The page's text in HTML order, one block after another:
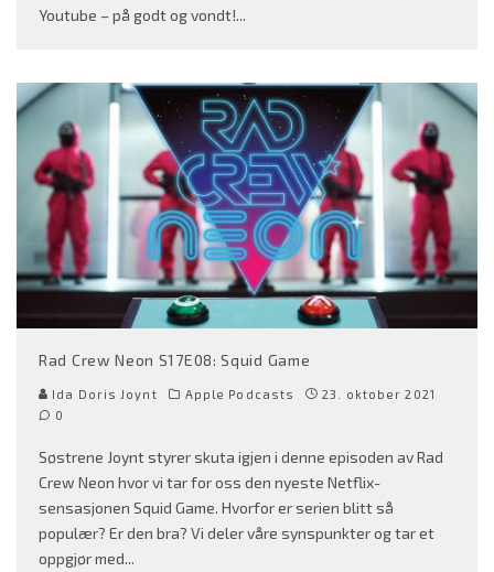
Youtube – på godt og vondt!...
Rad Crew Neon S17E08: Squid Game
Ida Doris Joynt Apple Podcasts
23. oktober 2021
0
Søstrene Joynt styrer skuta igjen i denne episoden av Rad
Crew Neon hvor vi tar for oss den nyeste Netflix-
sensasjonen Squid Game. Hvorfor er serien blitt så
populær? Er den bra? Vi deler våre synspunkter og tar et
oppgjør med...